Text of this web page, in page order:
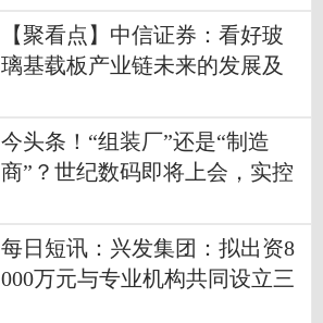
【聚看点】中信证券：看好玻
璃基载板产业链未来的发展及
今头条！“组装厂”还是“制造
商”？世纪数码即将上会，实控
监事
每日短讯：兴发集团：拟出资8
000万元与专业机构共同设立三